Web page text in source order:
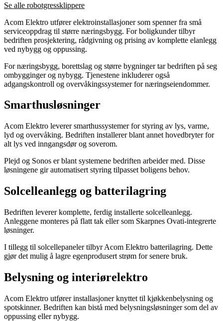
Se alle robotgressklippere
Acom Elektro utfører elektroinstallasjoner som spenner fra små
serviceoppdrag til større næringsbygg. For boligkunder tilbyr
bedriften prosjektering, rådgivning og prising av komplette elanlegg
ved nybygg og oppussing.
For næringsbygg, borettslag og større bygninger tar bedriften på seg
ombygginger og nybygg. Tjenestene inkluderer også
adgangskontroll og overvåkingssystemer for næringseiendommer.
Smarthusløsninger
Acom Elektro leverer smarthussystemer for styring av lys, varme,
lyd og overvåking. Bedriften installerer blant annet hovedbryter for
alt lys ved inngangsdør og soverom.
Plejd og Sonos er blant systemene bedriften arbeider med. Disse
løsningene gir automatisert styring tilpasset boligens behov.
Solcelleanlegg og batterilagring
Bedriften leverer komplette, ferdig installerte solcelleanlegg.
Anleggene monteres på flatt tak eller som Skarpnes Ovati-integrerte
løsninger.
I tillegg til solcellepaneler tilbyr Acom Elektro batterilagring. Dette
gjør det mulig å lagre egenprodusert strøm for senere bruk.
Belysning og interiørelektro
Acom Elektro utfører installasjoner knyttet til kjøkkenbelysning og
spotskinner. Bedriften kan bistå med belysningsløsninger som del av
oppussing eller nybygg.